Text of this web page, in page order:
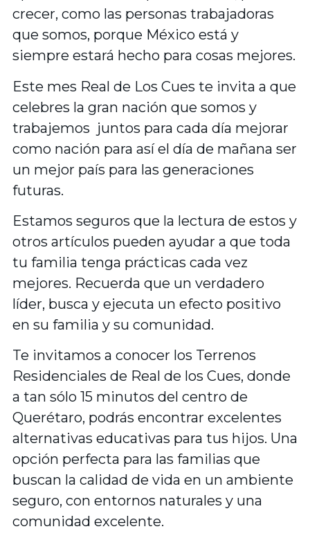
crecer, como las personas trabajadoras
que somos, porque México está y
siempre estará hecho para cosas mejores.
Este mes Real de Los Cues te invita a que
celebres la gran nación que somos y
trabajemos juntos para cada día mejorar
como nación para así el día de mañana ser
un mejor país para las generaciones
futuras.
Estamos seguros que la lectura de estos y
otros artículos pueden ayudar a que toda
tu familia tenga prácticas cada vez
mejores. Recuerda que un verdadero
líder, busca y ejecuta un efecto positivo
en su familia y su comunidad.
Te invitamos a conocer los Terrenos
Residenciales de Real de los Cues, donde
a tan sólo 15 minutos del centro de
Querétaro, podrás encontrar excelentes
alternativas educativas para tus hijos. Una
opción perfecta para las familias que
buscan la calidad de vida en un ambiente
seguro, con entornos naturales y una
comunidad excelente.